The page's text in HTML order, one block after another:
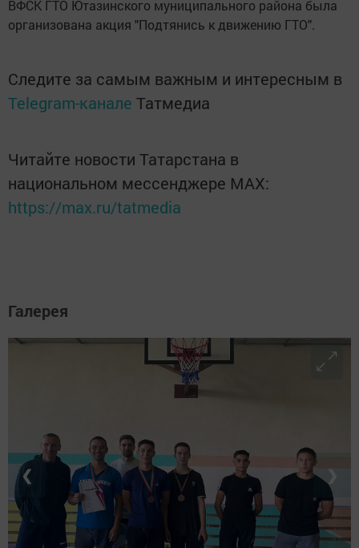
ВФСК ГТО Ютазинского муниципального района была
организована акция "Подтянись к движению ГТО".
Следите за самым важным и интересным в
Telegram-канале Татмедиа
Читайте новости Татарстана в
национальном мессенджере MАХ:
https://max.ru/tatmedia
Галерея
❮ ❯